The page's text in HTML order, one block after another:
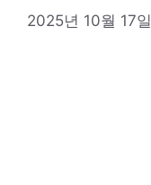
2025년 10월 17일